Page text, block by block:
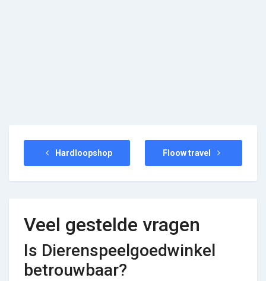
Hardloopshop Floow travel
Veel gestelde vragen
Is Dierenspeelgoedwinkel
betrouwbaar?